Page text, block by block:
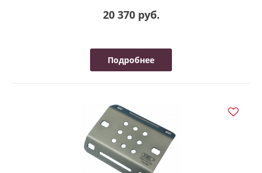
20 370 руб.
Подробнее